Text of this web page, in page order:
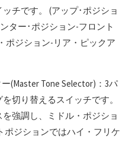
チです。 (アップ･ポジショ
ター･ポジション-フロント
ポジション-リア・ピックア
(Master Tone Selector)：3パ
切り替えるスイッチです。
強調し、ミドル・ポジショ
ポジションではハイ・フリケ